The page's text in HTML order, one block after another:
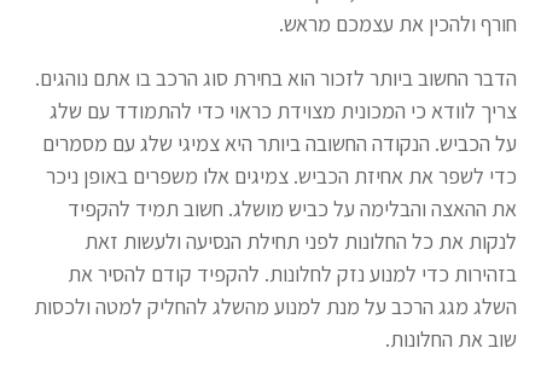
חורף ולהכין את עצמכם מראש.
הדבר החשוב ביותר לזכור הוא בחירת סוג הרכב בו אתם נוהגים.
צריך לוודא כי המכונית מצוידת כראוי כדי להתמודד עם שלג
על הכביש. הנקודה החשובה ביותר היא צמיגי שלג עם מסמרים
כדי לשפר את אחיזת הכביש. צמיגים אלו משפרים באופן ניכר
את ההאצה והבלימה על כביש מושלג. חשוב תמיד להקפיד
לנקות את כל החלונות לפני תחילת הנסיעה ולעשות זאת
בזהירות כדי למנוע נזק לחלונות. להקפיד קודם להסיר את
השלג מגג הרכב על מנת למנוע מהשלג להחליק למטה ולכסות
שוב את החלונות.